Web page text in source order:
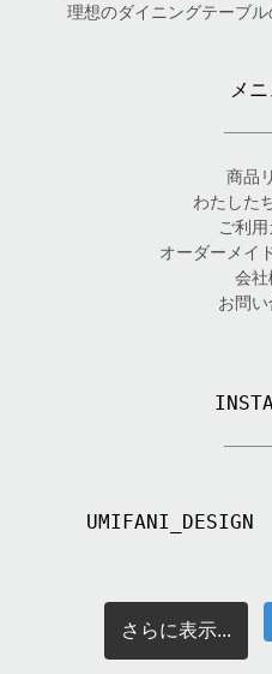
理想のダイニングテーブ
メ
商品
わたした
ご利
オーダーメイ
会社
お問
UMIFANI_DESIGN
さらに表示...